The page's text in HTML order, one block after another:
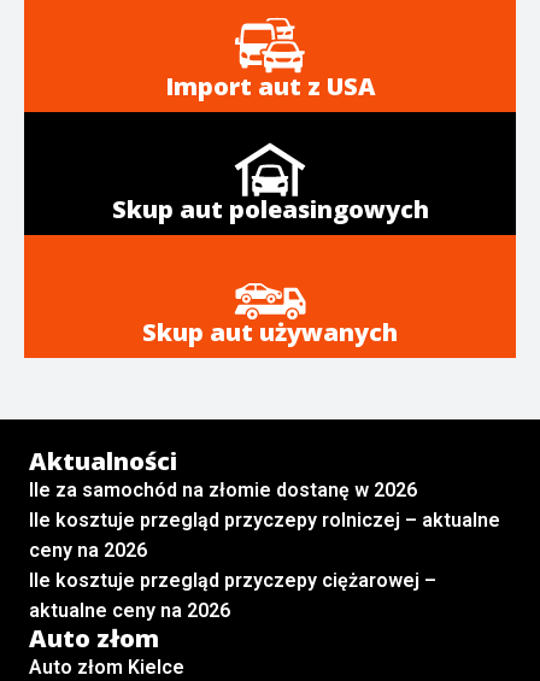
Import aut z USA
Skup aut poleasingowych
Skup aut używanych
Aktualności
Ile za samochód na złomie dostanę w 2026
Ile kosztuje przegląd przyczepy rolniczej – aktualne
ceny na 2026
Ile kosztuje przegląd przyczepy ciężarowej –
aktualne ceny na 2026
Auto złom
Auto złom Kielce